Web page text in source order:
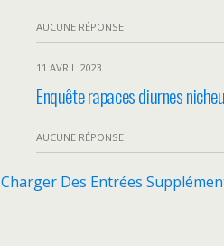
AUCUNE RÉPONSE
11 AVRIL 2023
Enquête rapaces diurnes
AUCUNE RÉPONSE
Charger Des Entrées